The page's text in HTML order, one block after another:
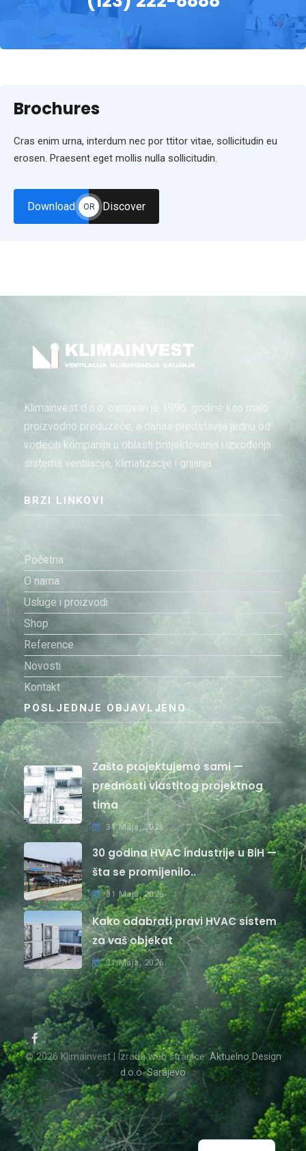
Brochures
Cras enim urna, interdum nec por ttitor vitae, sollicitudin eu
erosen. Praesent eget mollis nulla sollicitudin.
Download OR Discover
Klimainvest d.o.o. osnovan je 1996. godine kao malo
proizvodno preduzeće, a danas predstavlja jednu od
vodećih kompanija u oblasti projektovanja i izvođenja
sistema ventilacije, klimatizacije i grijanja.
BRZI LINKOVI
Početna
O nama
Usluge i proizvodi
Shop
Reference
Novosti
Kontakt
POSLJEDNJE OBJAVLJENO
Zašto projektujemo sami —
prednosti vlastitog projektnog
tima
31 Maja, 2026
30 godina HVAC industrije u BiH —
šta se promijenilo..
31 Maja, 2026
Kako odabrati pravi HVAC sistem
za vaš objekat
31 Maja, 2026
© 2026 Klimainvest | Izrada web stranice:Aktuelno Design
d.o.o. Sarajevo